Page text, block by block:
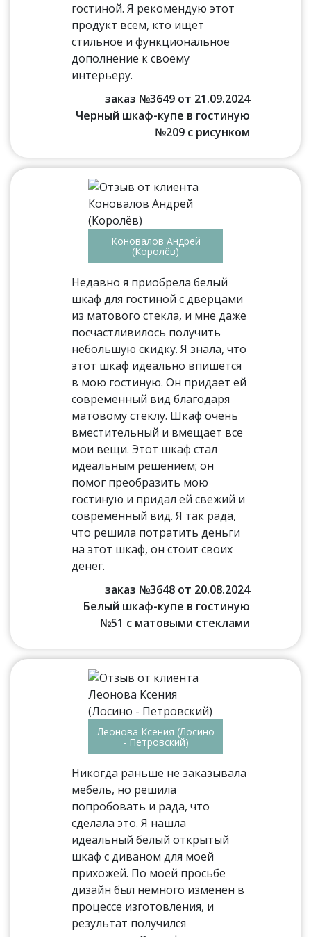
гостиной. Я рекомендую этот
продукт всем, кто ищет
стильное и функциональное
дополнение к своему
интерьеру.
заказ №3649 от 21.09.2024
Черный шкаф-купе в гостиную
№209 с рисунком
Коновалов Андрей
(Королёв)
Недавно я приобрела белый
шкаф для гостиной с дверцами
из матового стекла, и мне даже
посчастливилось получить
небольшую скидку. Я знала, что
этот шкаф идеально впишется
в мою гостиную. Он придает ей
современный вид благодаря
матовому стеклу. Шкаф очень
вместительный и вмещает все
мои вещи. Этот шкаф стал
идеальным решением; он
помог преобразить мою
гостиную и придал ей свежий и
современный вид. Я так рада,
что решила потратить деньги
на этот шкаф, он стоит своих
денег.
заказ №3648 от 20.08.2024
Белый шкаф-купе в гостиную
№51 с матовыми стеклами
Леонова Ксения (Лосино
- Петровский)
Никогда раньше не заказывала
мебель, но решила
попробовать и рада, что
сделала это. Я нашла
идеальный белый открытый
шкаф с диваном для моей
прихожей. По моей просьбе
дизайн был немного изменен в
процессе изготовления, и
результат получился